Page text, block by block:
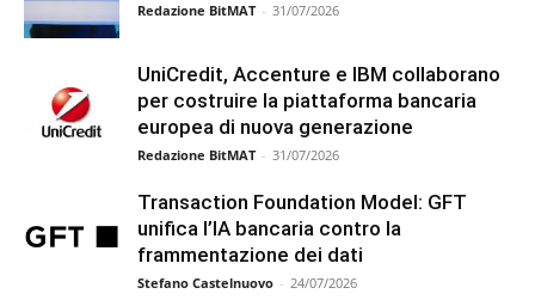
Redazione BitMAT - 31/07/2026
UniCredit, Accenture e IBM collaborano
per costruire la piattaforma bancaria
europea di nuova generazione
Redazione BitMAT - 31/07/2026
Transaction Foundation Model: GFT
unifica l’IA bancaria contro la
frammentazione dei dati
Stefano Castelnuovo - 24/07/2026